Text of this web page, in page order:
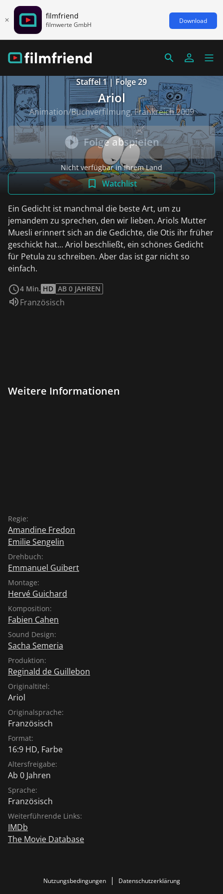
filmfriend
filmwerte GmbH Download
Staffel 1 | Folge 29
Ariol
Animation/Buchverfilmung, Frankreich 2009
Folge abspielen
Nicht verfügbar in Ihrem Land
Watchlist
Ein Gedicht ist manchmal die beste Art, um zu
jemandem zu sprechen, den wir lieben. Ariols Mutter
Muesli erinnert sich an die Gedichte, die Otis ihr früher
geschickt hat... Ariol beschließt, ein schönes Gedicht
für Petula zu schreiben. Aber das ist gar nicht so
einfach.
4 Min. HD AB 0 JAHREN
Sprache:
Französisch
Weitere Informationen
Regie:
Amandine Fredon
Emilie Sengelin
Drehbuch:
Emmanuel Guibert
Montage:
Hervé Guichard
Komposition:
Fabien Cahen
Sound Design:
Sacha Semeria
Produktion:
Reginald de Guillebon
Originaltitel:
Ariol
Originalsprache:
Französisch
Format:
16:9 HD, Farbe
Altersfreigabe:
Ab 0 Jahren
Sprache:
Französisch
Weiterführende Links:
IMDb
The Movie Database
Nutzungsbedingungen
Datenschutzerklärung